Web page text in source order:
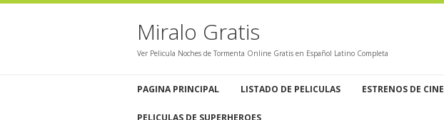
Miralo Gratis
Ver Pelicula Noches de Tormenta Online Gratis en Español Latino Completa
PAGINA PRINCIPAL LISTADO DE PELICULAS ESTRENOS DE CINE
PELICULAS DE SUPERHEROES